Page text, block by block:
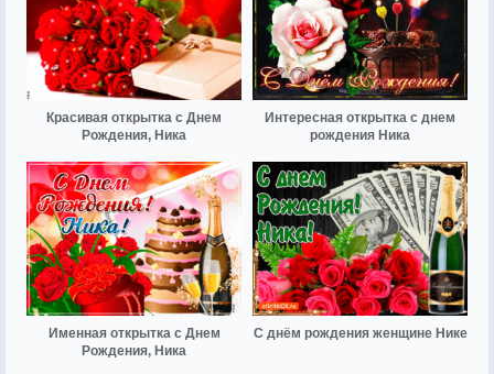
Красивая открытка с Днем
Рождения, Ника
Интересная открытка с днем
рождения Ника
Именная открытка с Днем
Рождения, Ника
С днём рождения женщине Нике